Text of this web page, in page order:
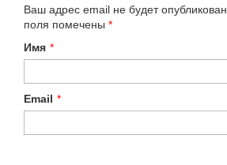
Ваш адрес email не будет опубликован.
поля помечены *
Имя *
Email *